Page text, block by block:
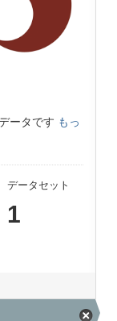
ータです もっ
データセット
1